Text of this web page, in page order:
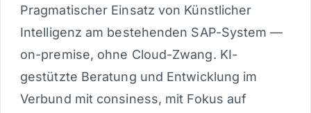
Pragmatischer Einsatz von Künstlicher
Intelligenz am bestehenden SAP-System —
on-premise, ohne Cloud-Zwang. KI-
gestützte Beratung und Entwicklung im
Verbund mit consiness, mit Fokus auf